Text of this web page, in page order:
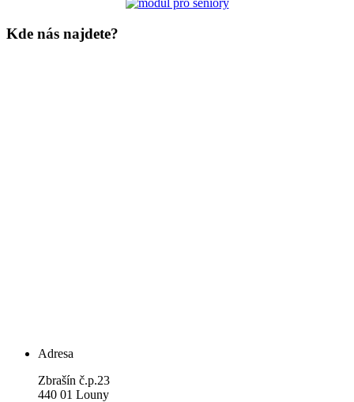
Kde nás najdete?
Adresa
Zbrašín č.p.23
440 01 Louny